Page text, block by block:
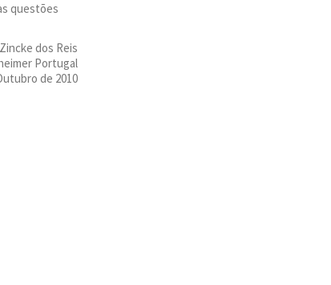
questões
dos Reis
Portugal
de 2010